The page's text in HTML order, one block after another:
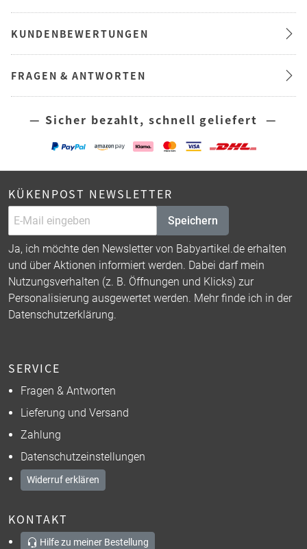
KUNDENBEWERTUNGEN
FRAGEN & ANTWORTEN
— Sicher bezahlt, schnell geliefert —
KÜKENPOST NEWSLETTER
Speichern
Ja, ich möchte den Newsletter von Babyartikel.de erhalten
und über Aktionen informiert werden. Dabei darf mein
Nutzungsverhalten (z. B. Öffnungen und Klicks) zur
Personalisierung ausgewertet werden. Mehr finde ich in der
Datenschutzerklärung.
SERVICE
Fragen & Antworten
Lieferung und Versand
Zahlung
Datenschutzeinstellungen
Widerruf erklären
KONTAKT
Hilfe zu meiner Bestellung